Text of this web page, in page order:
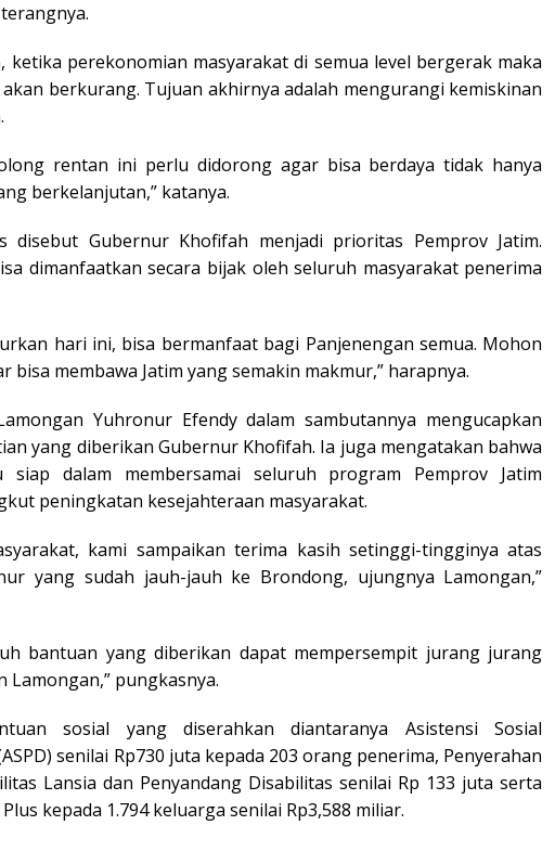
ketika perekonomian masyarakat di semua level bergerak maka
berkurang. Tujuan akhirnya adalah mengurangi kemiskinan
rentan ini perlu didorong agar bisa berdaya tidak hanya
berkelanjutan,” katanya.
disebut Gubernur Khofifah menjadi prioritas Pemprov Jatim.
dimanfaatkan secara bijak oleh seluruh masyarakat penerima
hari ini, bisa bermanfaat bagi Panjenengan semua. Mohon
bisa membawa Jatim yang semakin makmur,” harapnya.
Yuhronur Efendy dalam sambutannya mengucapkan
yang diberikan Gubernur Khofifah. Ia juga mengatakan bahwa
siap dalam membersamai seluruh program Pemprov Jatim
peningkatan kesejahteraan masyarakat.
kami sampaikan terima kasih setinggi-tingginya atas
yang sudah jauh-jauh ke Brondong, ujungnya Lamongan,”
bantuan yang diberikan dapat mempersempit jurang jurang
Lamongan,” pungkasnya.
sosial yang diserahkan diantaranya Asistensi Sosial
senilai Rp730 juta kepada 203 orang penerima, Penyerahan
Lansia dan Penyandang Disabilitas senilai Rp 133 juta serta
kepada 1.794 keluarga senilai Rp3,588 miliar.